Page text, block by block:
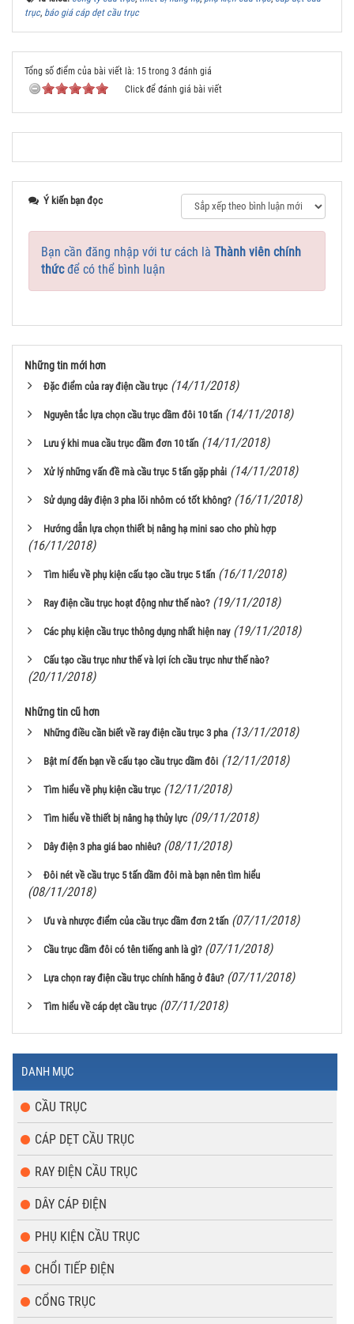
trục, báo giá cáp dẹt cầu trục
Tổng số điểm của bài viết là: 15 trong 3 đánh giá
Click để đánh giá bài viết
Ý kiến bạn đọc
Bạn cần đăng nhập với tư cách là Thành viên chính
thứcđể có thể bình luận
Những tin mới hơn
Đặc điểm của ray điện cầu trục (14/11/2018)
Nguyên tắc lựa chọn cầu trục dầm đôi 10 tấn (14/11/2018)
Lưu ý khi mua cầu trục dầm đơn 10 tấn (14/11/2018)
Xử lý những vấn đề mà cầu trục 5 tấn gặp phải (14/11/2018)
Sử dụng dây điện 3 pha lõi nhôm có tốt không? (16/11/2018)
Hướng dẫn lựa chọn thiết bị nâng hạ mini sao cho phù hợp
(16/11/2018)
Tìm hiểu về phụ kiện cấu tạo cầu trục 5 tấn (16/11/2018)
Ray điện cầu trục hoạt động như thế nào? (19/11/2018)
Các phụ kiện cầu trục thông dụng nhất hiện nay (19/11/2018)
Cấu tạo cầu trục như thế và lợi ích cầu trục như thế nào?
(20/11/2018)
Những tin cũ hơn
Những điều cần biết về ray điện cầu trục 3 pha (13/11/2018)
Bật mí đến bạn về cấu tạo cầu trục dầm đôi (12/11/2018)
Tìm hiểu về phụ kiện cầu trục (12/11/2018)
Tìm hiểu về thiết bị nâng hạ thủy lực (09/11/2018)
Dây điện 3 pha giá bao nhiêu? (08/11/2018)
Đôi nét về cầu trục 5 tấn dầm đôi mà bạn nên tìm hiểu
(08/11/2018)
Ưu và nhược điểm của cầu trục dầm đơn 2 tấn (07/11/2018)
Cầu trục dầm đôi có tên tiếng anh là gì? (07/11/2018)
Lựa chọn ray điện cầu trục chính hãng ở đâu? (07/11/2018)
Tìm hiểu về cáp dẹt cầu trục (07/11/2018)
DANH MỤC
CẦU TRỤC
CÁP DẸT CẦU TRỤC
RAY ĐIỆN CẦU TRỤC
DÂY CÁP ĐIỆN
PHỤ KIỆN CẦU TRỤC
CHỔI TIẾP ĐIỆN
CỔNG TRỤC